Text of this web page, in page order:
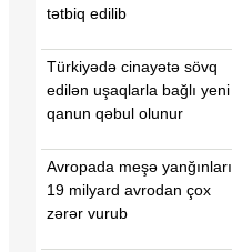
tətbiq edilib
Türkiyədə cinayətə sövq
edilən uşaqlarla bağlı yeni
qanun qəbul olunur
Avropada meşə yanğınları
19 milyard avrodan çox
zərər vurub